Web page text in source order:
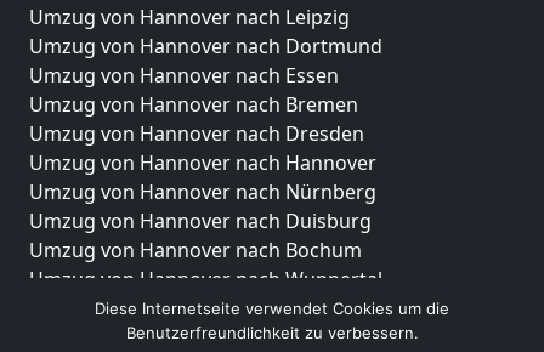
Umzug von Hannover nach Leipzig
Umzug von Hannover nach Dortmund
Umzug von Hannover nach Essen
Umzug von Hannover nach Bremen
Umzug von Hannover nach Dresden
Umzug von Hannover nach Hannover
Umzug von Hannover nach Nürnberg
Umzug von Hannover nach Duisburg
Umzug von Hannover nach Bochum
Umzug von Hannover nach Wuppertal
Umzug von Hannover nach Bielefeld
Umzug von Hannover nach Bonn
Diese Internetseite verwendet Cookies um die
Benutzerfreundlichkeit zu verbessern.